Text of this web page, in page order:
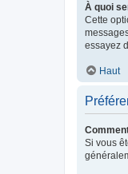
À quoi
Cette
essayez
Haut
Si vous